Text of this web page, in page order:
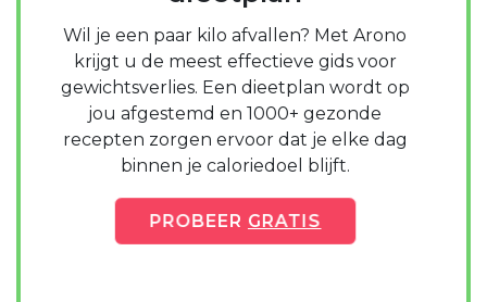
Wil je een paar kilo afvallen? Met Arono
krijgt u de meest effectieve gids voor
gewichtsverlies. Een dieetplan wordt op
jou afgestemd en 1000+ gezonde
recepten zorgen ervoor dat je elke dag
binnen je caloriedoel blijft.
PROBEER GRATIS